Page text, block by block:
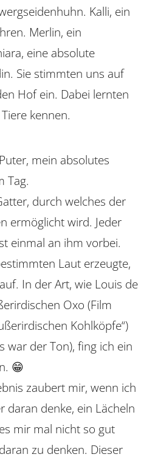
Kalli, ein
Merlin, ein
eine absolute
Sie stimmten uns auf
Hof ein. Dabei lernten
kennen.
mein absolutes
Tag.
durch welches der
ermöglicht wird. Jeder
einmal an ihm vorbei.
Laut erzeugte,
In der Art, wie Louis de
Oxo (Film
Kohlköpfe“)
war der Ton), fing ich ein
😁
zaubert mir, wenn ich
daran denke, ein Lächeln
mir mal nicht so gut
zu denken. Dieser